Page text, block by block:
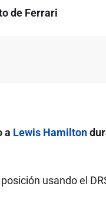
de Ferrari
a Lewis Hamilton
usando el